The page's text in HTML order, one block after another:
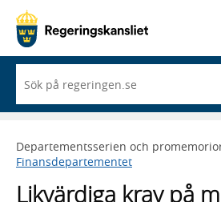
du
börjar
skriva
framträder
en
med
Departementsserien och
Finansdepartementet
Likvärdiga krav på